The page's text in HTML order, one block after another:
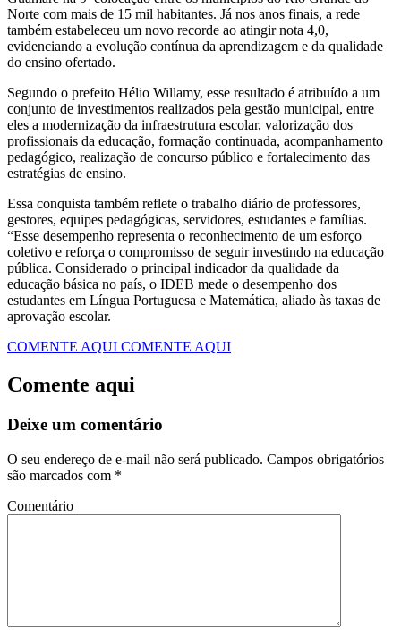
Norte com mais de 15 mil habitantes. Já nos anos finais, a rede
também estabeleceu um novo recorde ao atingir nota 4,0,
evidenciando a evolução contínua da aprendizagem e da qualidade
do ensino ofertado.
Segundo o prefeito Hélio Willamy, esse resultado é atribuído a um
conjunto de investimentos realizados pela gestão municipal, entre
eles a modernização da infraestrutura escolar, valorização dos
profissionais da educação, formação continuada, acompanhamento
pedagógico, realização de concurso público e fortalecimento das
estratégias de ensino.
Essa conquista também reflete o trabalho diário de professores,
gestores, equipes pedagógicas, servidores, estudantes e famílias.
“Esse desempenho representa o reconhecimento de um esforço
coletivo e reforça o compromisso de seguir investindo na educação
pública. Considerado o principal indicador da qualidade da
educação básica no país, o IDEB mede o desempenho dos
estudantes em Língua Portuguesa e Matemática, aliado às taxas de
aprovação escolar.
COMENTE AQUI COMENTE AQUI
Comente aqui
Deixe um comentário
O seu endereço de e-mail não será publicado. Campos obrigatórios
são marcados com *
Comentário